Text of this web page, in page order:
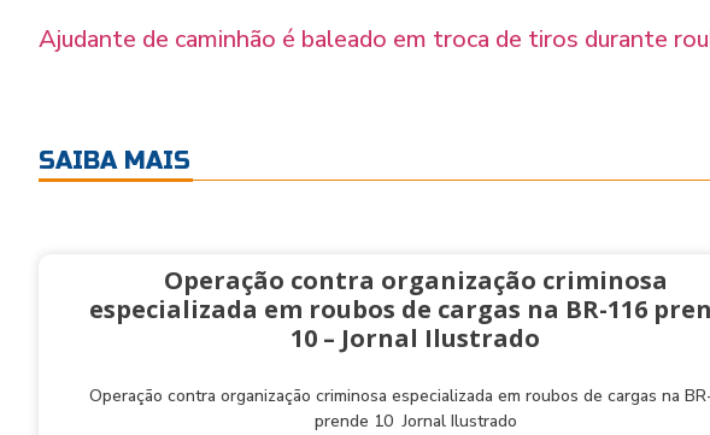
Ajudante de caminhão é baleado em troca de tiros durante
SAIBA MAIS
Operação contra organização criminosa
especializada em roubos de cargas na BR-116
10 – Jornal Ilustrado
Operação contra organização criminosa especializada em roubos de cargas na
prende 10 Jornal Ilustrado